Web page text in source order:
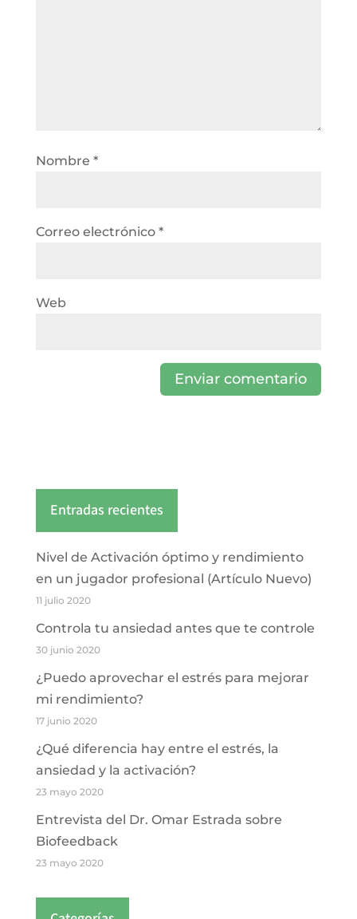
Nombre *
Correo electrónico *
Web
Entradas recientes
Nivel de Activación óptimo y rendimiento
en un jugador profesional (Artículo Nuevo)
11 julio 2020
Controla tu ansiedad antes que te controle
30 junio 2020
¿Puedo aprovechar el estrés para mejorar
mi rendimiento?
17 junio 2020
¿Qué diferencia hay entre el estrés, la
ansiedad y la activación?
23 mayo 2020
Entrevista del Dr. Omar Estrada sobre
Biofeedback
23 mayo 2020